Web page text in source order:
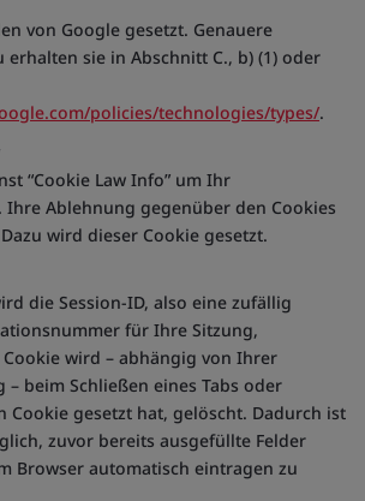
von Google gesetzt. Genauere
sie in Abschnitt C., b) (1) oder
policies/technologies/types/.
“Cookie Law Info” um Ihr
Ihre Ablehnung gegenüber den Cookies
wird dieser Cookie gesetzt.
die Session-ID, also eine zufällig
für Ihre Sitzung,
wird – abhängig von Ihrer
– beim Schließen eines Tabs oder
Cookie gesetzt hat, gelöscht. Dadurch ist
zuvor bereits ausgefüllte Felder
Browser automatisch eintragen zu
Wird für Targetingzwecke verwendet, um
ein Profil der Interessen der Website-
personalisierte Google-Werbung
ein Profil der Interessen der Website-
Besucher zu erstellen, um relevante und
personalisierte Google-Werbung
Interaktionen mit Google-Diensten und -
Anzeigen. Es enthält eine eindeutige
Kennung.
Wird für Targetingzwecke verwendet, um
personalisierte Werbung zu zeigen.
Wird für Targetingzwecke verwendet, um
ein Profil der Interessen der Website-
Besucher zu erstellen, um relevante und